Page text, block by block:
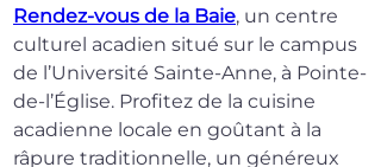
Rendez-vous de la Baie, un centre
culturel acadien situé sur le campus
de l’Université Sainte-Anne, à Pointe-
de-l’Église. Profitez de la cuisine
acadienne locale en goûtant à la
râpure traditionnelle, un généreux